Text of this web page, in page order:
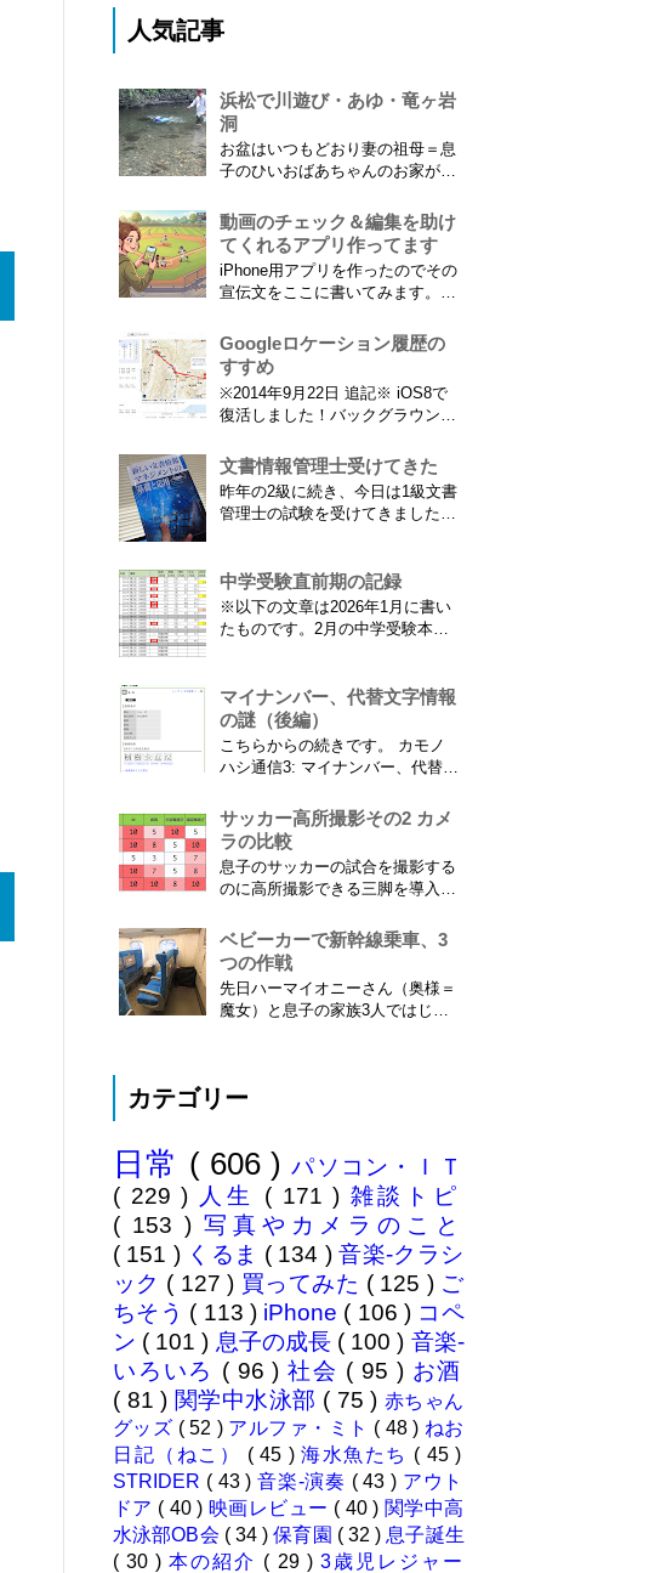
人気記事
浜松で川遊び・あゆ・竜ヶ岩
洞
お盆はいつもどおり妻の祖母＝息
子のひいおばあちゃんのお家があ
ばあちゃんがご健在なのはとって
もありがたいことです。 5歳vs88
歳 ひいおばあちゃんとの対決！
カモノハシ通信3 神宮寺川で水遊
び、下の方に動画も付けてます
動画のチェック＆編集を助け
てくれるアプリ作ってます
iPhone用アプリを作ったのでその
宣伝文をここに書いてみます。ま
が、公開されたら是非使ってみて
ください。 --------------------------------
------------ 「あのゴールシーン、ど
こだっけ？」をゼロに。...
Googleロケーション履歴の
すすめ
※2014年9月22日 追記※ iOS8で
復活しました！バックグラウンド
iPhone 6 Plusで確認しました。
カモノハシ通信3: Googleロケー
ション履歴がiOS8で復活！
※2013年11月8日 追記※ 残念な
文書情報管理士受けてきた
昨年の2級に続き、今日は1級文書
管理士の試験を受けてきました。
かしい…。 ※後日追記※ 無事合
格してました。しかも成績が上位
3名以内？とかで表彰してもらい
中学受験直前期の記録
※以下の文章は2026年1月に書い
たものです。2月の中学受験本番
置してしまっておりました。 当
時のリアルな日常が書かれてい
て、このまま消去するのはもった
いないので公開してみることにし
マイナンバー、代替文字情報
の謎（後編）
こちらからの続きです。 カモノ
ハシ通信3: マイナンバー、代替文
供の名前に使える漢字には制限が
あります。たまに使える漢字が増
えたり減ったりしてニュースにな
ってますよね。（2015年１月には
「巫」の字が人名漢字に追加され
サッカー高所撮影その2 カメ
ラの比較
息子のサッカーの試合を撮影する
のに高所撮影できる三脚を導入し
さからフィールド全体（少年用な
ので大人用の半分の大きさです）
を撮影できればカメラを放置して
の撮影ができますし、選手のポジ
ショニングを俯瞰で見てあとから
ベビーカーで新幹線乗車、3
つの作戦
先日ハーマイオニーさん（奥様＝
魔女）と息子の家族3人ではじめ
ーカーをどうするか。色々事前に
東海道新幹線限定ネタもあります
ので...
カテゴリー
日常 ( 606 )パソコン・ＩＴ
( 229 )
人生 ( 171 ) 雑談トピ
( 153 ) 写真やカメラのこと
( 151 ) くるま ( 134 )音楽-クラシ
ック ( 127 ) 買ってみた ( 125 ) ご
ちそう ( 113 ) iPhone ( 106 ) コペ
ン ( 101 ) 息子の成長 ( 100 ) 音楽-
いろいろ ( 96 )社会 ( 95 ) お酒
( 81 ) 関学中水泳部 ( 75 ) 赤ちゃん
グッズ ( 52 ) アルファ・ミト ( 48 ) ねお
日記（ねこ） ( 45 ) 海水魚たち ( 45 )
STRIDER ( 43 )音楽-演奏 ( 43 ) アウト
ドア ( 40 ) 映画レビュー ( 40 ) 関学中高
水泳部OB会 ( 34 )保育園 ( 32 ) 息子誕生
( 30 )本の紹介 ( 29 ) 3歳児レジャー